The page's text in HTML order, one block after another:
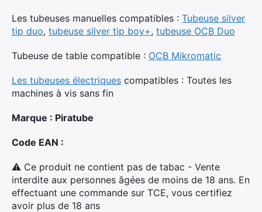
Les tubeuses manuelles compatibles : Tubeuse silver
tip duo, tubeuse silver tip boy+, tubeuse OCB Duo
Tubeuse de table compatible : OCB Mikromatic
Les tubeuses électriques compatibles : Toutes les
machines à vis sans fin
Marque : Piratube
Code EAN :
⚠ Ce produit ne contient pas de tabac - Vente
interdite aux personnes âgées de moins de 18 ans. En
effectuant une commande sur TCE, vous certifiez
avoir plus de 18 ans